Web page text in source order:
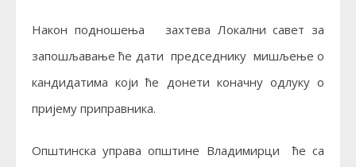
Након подношења захтева Локални савет за
запошљавање ће дати председнику мишљење о
кандидатима који ће донети коначну одлуку о
пријему приправника.
Општинска управа општине Владимирци ће сa